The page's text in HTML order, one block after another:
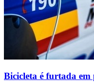
Bicicleta é furtada